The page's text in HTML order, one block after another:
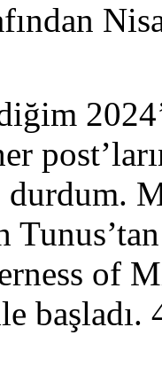
durdum.
of
başladı.